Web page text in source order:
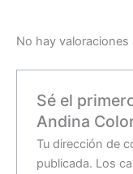
No hay valoraciones
Sé el
Andina
Tu dirección de
publicada. Los